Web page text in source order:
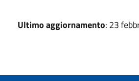
Ultimo aggiornamento: 23